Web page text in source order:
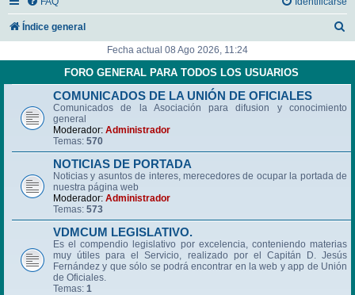
Índice general
c
Fecha actual 08 Ago 2026, 11:24
FORO GENERAL PARA TODOS LOS USUARIOS
COMUNICADOS DE LA UNIÓN DE OFICIALES
Comunicados de la Asociación para difusion y conocimiento
general
Moderador: Administrador
Temas: 570
NOTICIAS DE PORTADA
Noticias y asuntos de interes, merecedores de ocupar la portada de
nuestra página web
Moderador: Administrador
Temas: 573
VDMCUM LEGISLATIVO.
Es el compendio legislativo por excelencia, conteniendo materias
muy útiles para el Servicio, realizado por el Capitán D. Jesús
Fernández y que sólo se podrá encontrar en la web y app de Unión
de Oficiales.
Temas: 1